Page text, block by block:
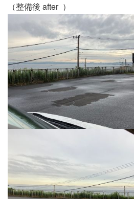
（整備後 after ）